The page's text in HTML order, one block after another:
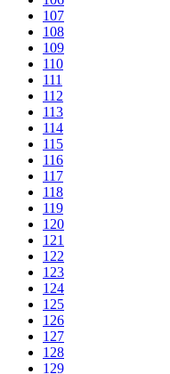
107
108
109
110
111
112
113
114
115
116
117
118
119
120
121
122
123
124
125
126
127
128
129